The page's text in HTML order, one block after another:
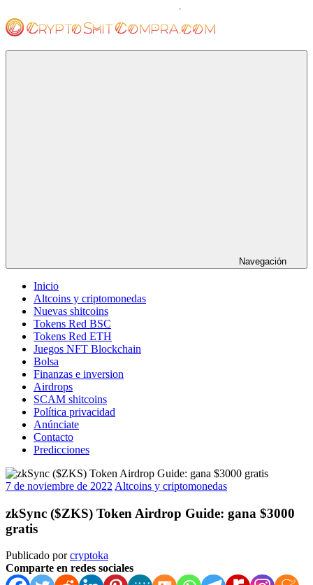
al
contenido
Navegación
Inicio
Altcoins y criptomonedas
Nuevas shitcoins
Tokens Red BSC
Tokens Red ETH
Juegos NFT Blockchain
Bolsa
Finanzas e inversion
Airdrops
SCAM shitcoins
Política privacidad
Anúnciate
Contacto
Predicciones
7 de noviembre de 2022 Altcoins y criptomonedas
zkSync ($ZKS) Token Airdrop Guide: gana $3000
gratis
Publicado porcryptoka
Comparte en redes sociales